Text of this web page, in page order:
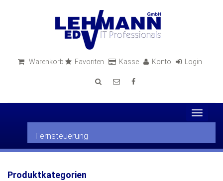
Warenkorb Favoriten Kasse Konto Login
Toggle
Fernsteuerung
Produktkategorien